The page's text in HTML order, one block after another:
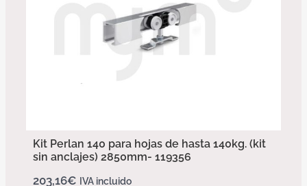
Kit Perlan 140 para hojas de hasta 140kg. (kit
sin anclajes) 2850mm- 119356
203,16€ IVA incluido